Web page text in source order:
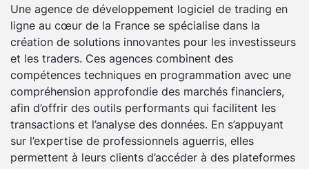
Une agence de développement logiciel de trading en
ligne au cœur de la France se spécialise dans la
création de solutions innovantes pour les investisseurs
et les traders. Ces agences combinent des
compétences techniques en programmation avec une
compréhension approfondie des marchés financiers,
afin d’offrir des outils performants qui facilitent les
transactions et l’analyse des données. En s’appuyant
sur l’expertise de professionnels aguerris, elles
permettent à leurs clients d’accéder à des plateformes